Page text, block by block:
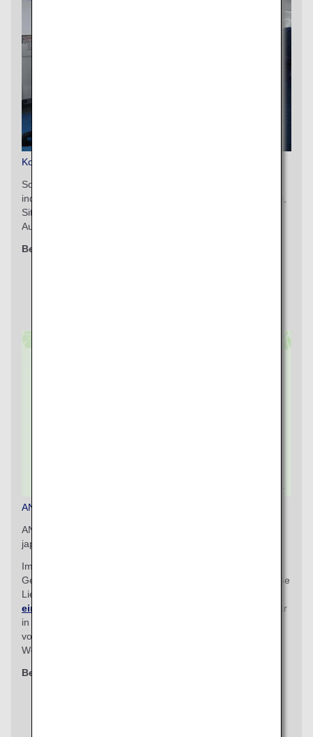
Kostenpflichtige Sitzplatzreservierung
Sorgen Sie für maximalen Komfort während des Fluges,
indem Sie beliebte Sitzplätze wie Gang- oder Fensterplätze,
Sitzplätze im vorderen Kabinenteil für einfaches Ein- und
Aussteigen und zusätzliche Beinfreiheit auswählen.
Berechtigte Klassen
ANA COUCHii
ANA COUCHii ist der erste Couchsitzplatz, der von einer
japanischen Fluggesellschaft angeboten wird.
Im Economy-Class-Tarif können Sie für eine zusätzliche
Gebühr drei oder vier Sitzplätze kombinieren, um eine große
Liegefläche zu schaffen.
einzigartige Sitzplatzauswahlmöglichkeit
. (Nur verfügbar
in Maschinen des Typs Airbus A380 auf den Strecken
von/nach Honolulu, nicht verfügbar auf der mexikanischen
Website)
Berechtigte Klassen